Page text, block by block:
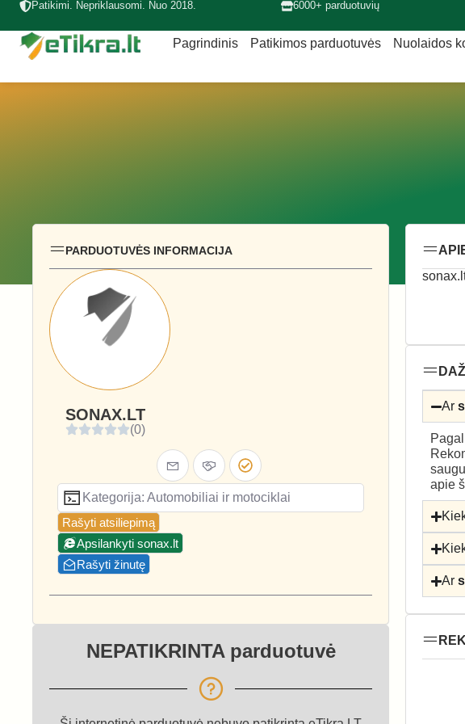
Patikimi. Nepriklausomi. Nuo 2018. 6000+ parduotuvių
Pagrindinis Patikimos parduotuvės Nuolaidos
PARDUOTUVĖS INFORMACIJA
SONAX.LT
(0)
Kategorija: Automobiliai ir motociklai
Rašyti atsiliepimą
Apsilankyti sonax.lt
Rašyti žinutę
NEPATIKRINTA parduotuvė
Ar
apie
Ar